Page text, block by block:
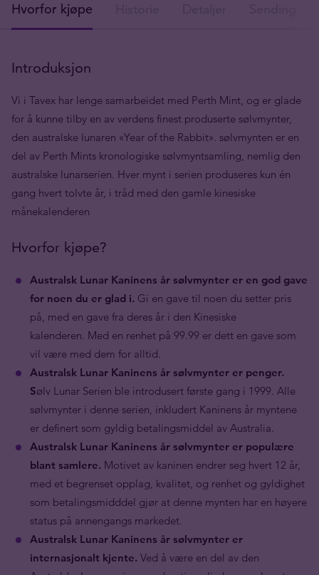
Hvorfor kjøpe
Introduksjon
Vi i Tavex har lenge samarbeidet med Perth Mint, og er glade
for å kunne tilby en av verdens finest produserte sølvmynter,
den australske lunaren «Year of the Rabbit». sølvmynten er en
del av Perth Mints kronologiske sølvmyntsamling, nemlig den
australske lunarserien. Hver mynt i serien produseres kun én
gang hvert tolvte år, i tråd med den gamle kinesiske
månekalenderen
Hvorfor kjøpe?
Australsk Lunar Kaninens år sølvmynter er en god gave
for noen du er glad i. Gi en gave til noen du setter pris
på, med en gave fra deres år i den Kinesiske
kalenderen. Med en renhet på 99.99 er dett en gave som
vil være med dem for alltid.
Australsk Lunar Kaninens år sølvmynter er penger.
Sølv Lunar Serien ble introdusert første gang i 1999. Alle
sølvmynter i denne serien, inkludert Kaninens år myntene
er definert som gyldig betalingsmiddel av Australia.
Australsk Lunar Kaninens år sølvmynter er populære
blant samlere. Motivet av kaninen endrer seg hvert 12 år,
med et begrenset opplag, kvalitet, og renhet og gyldighet
som betalingsmidddel gjør at denne mynten har en høyere
status på annengangs markedet.
Australsk Lunar Kaninens år sølvmynter er
internasjonalt kjente. Ved å være en del av den